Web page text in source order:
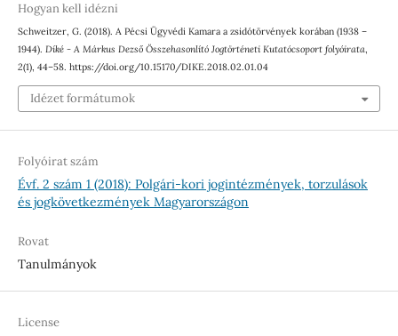
Hogyan kell idézni
Schweitzer, G. (2018). A Pécsi Ügyvédi Kamara a zsidótörvények korában (1938 –
1944). Díké - A Márkus Dezső Összehasonlító Jogtörténeti Kutatócsoport folyóirata,
2(1), 44–58. https://doi.org/10.15170/DIKE.2018.02.01.04
Idézet formátumok
Folyóirat szám
Évf. 2 szám 1 (2018): Polgári-kori jogintézmények, torzulások
és jogkövetkezmények Magyarországon
Rovat
Tanulmányok
License